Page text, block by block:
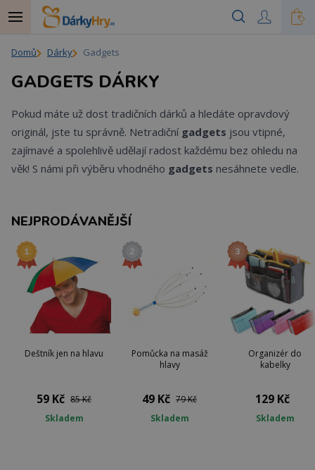
Domů Dárky Gadgets
GADGETS DÁRKY
Pokud máte už dost tradičních dárků a hledáte opravdový
originál, jste tu správně. Netradiční gadgets jsou vtipné,
zajímavé a spolehlivě udělají radost každému bez ohledu na
věk! S námi při výběru vhodného gadgets nesáhnete vedle.
NEJPRODÁVANĚJŠÍ
Deštník jen na hlavu
59 Kč 85 Kč
Skladem
Pomůcka na masáž
hlavy
49 Kč 79 Kč
Skladem
Organizér do
kabelky
129 Kč
Skladem